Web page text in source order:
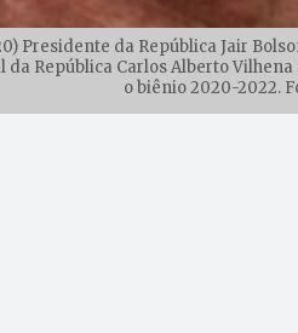
Presidente da República Jair
da República Carlos Alberto
o biênio 2020-2022.